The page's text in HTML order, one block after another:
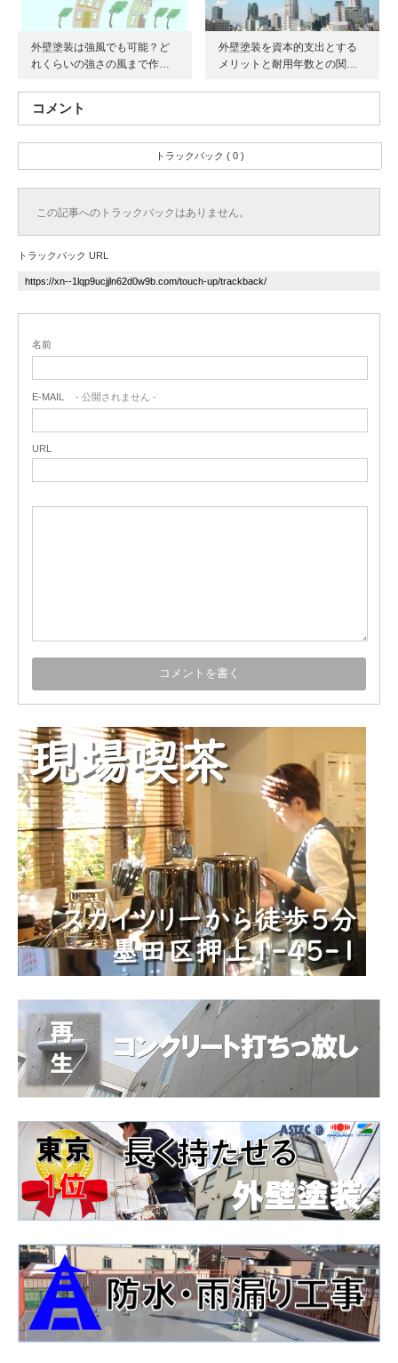
外壁塗装は強風でも可能？ど
れくらいの強さの風まで作…
外壁塗装を資本的支出とする
メリットと耐用年数との関…
コメント
トラックバック ( 0 )
この記事へのトラックバックはありません。
トラックバック URL
名前
E-MAIL - 公開されません -
URL